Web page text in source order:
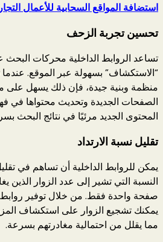
استضافة المواقع السحابية للأعمال
تحسين تجربة الزحف
تساعد الروابط الداخلية محركات البحث
“الاستكشاف” بسهولة عبر الموقع.
منظمة وبنية جيدة، فإن ذلك يسهل على
الصفحات الجديدة وتحديث محتواها في
المحتوى الجديد مرئيًا في نتائج البحث
تقليل نسبة الارتداد
يمكن للروابط الداخلية أن تساهم في
النسبة التي تشير إلى عدد الزوار الذين
صفحة واحدة فقط. من خلال توفير
يمكنك تشجيع الزوار على استكشاف
مما يقلل من احتمالية مغادرتهم بسرعة.